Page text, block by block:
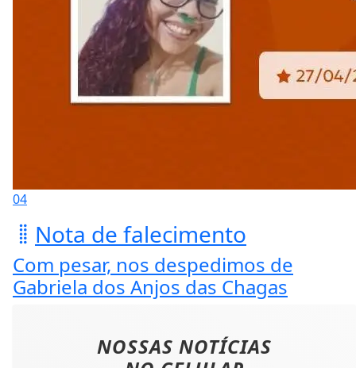
04
Nota de falecimento
Com pesar, nos despedimos de
Gabriela dos Anjos das Chagas
NOSSAS NOTÍCIAS